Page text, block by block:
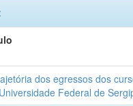
dos egressos dos
Federal de